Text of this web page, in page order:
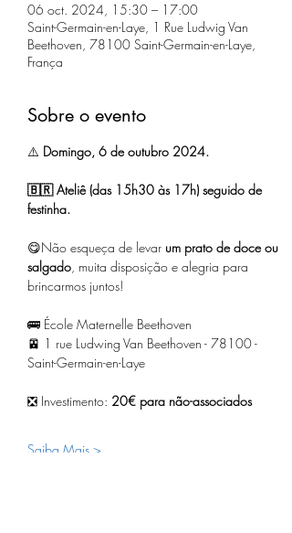
06 oct. 2024, 15:30 – 17:00
Saint-Germain-en-Laye, 1 Rue Ludwig Van
Beethoven, 78100 Saint-Germain-en-Laye,
França
Sobre o evento
⚠️ Domingo, 6 de outubro 2024.
🇧🇷 Ateliê (das 15h30 às 17h) seguido de
festinha.
😋Não esqueça de levar um prato de doce ou
salgado, muita disposição e alegria para
brincarmos juntos!
​🚌 École Maternelle Beethoven
🚈 1 rue Ludwing Van Beethoven - 78100 -
Saint-Germain-en-Laye
❎ Investimento: 20€ para não-associados
Saiba Mais >